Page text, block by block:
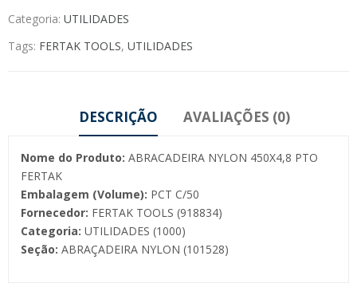
Categoria: UTILIDADES
Tags: FERTAK TOOLS, UTILIDADES
DESCRIÇÃO AVALIAÇÕES (0)
Nome do Produto: ABRACADEIRA NYLON 450X4,8 PTO
FERTAK
Embalagem (Volume): PCT C/50
Fornecedor: FERTAK TOOLS (918834)
Categoria: UTILIDADES (1000)
Seção: ABRAÇADEIRA NYLON (101528)